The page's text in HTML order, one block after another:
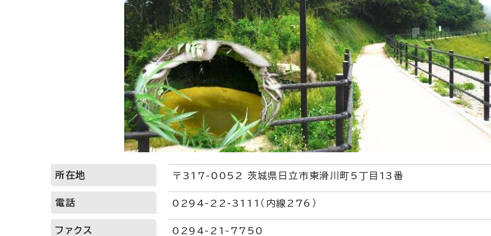
所在地 〒317-0052 茨城県日立市東滑川町5丁目13番
電話 0294-22-3111（内線276）
ファクス 0294-21-7750